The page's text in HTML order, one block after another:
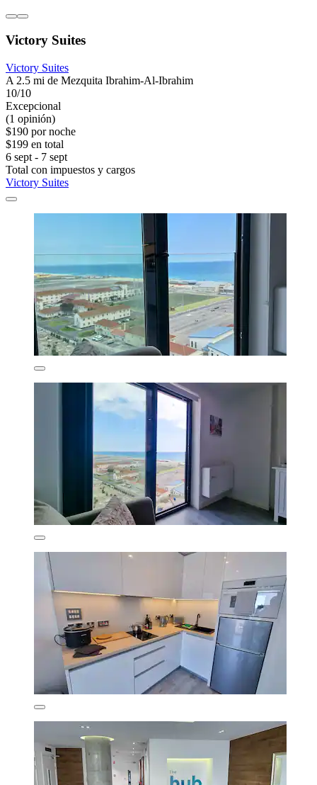
Victory Suites
Victory Suites
A 2.5 mi de Mezquita Ibrahim-Al-Ibrahim
10/10
Excepcional
(1 opinión)
$190 por noche
$199 en total
6 sept - 7 sept
Total con impuestos y cargos
Victory Suites